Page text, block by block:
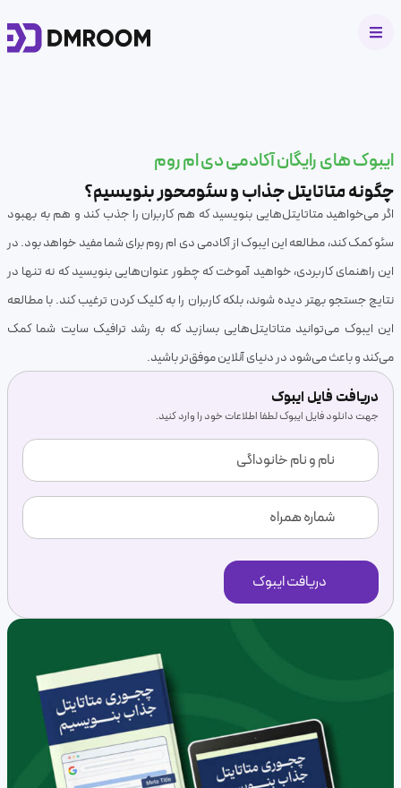
ایبوک های رایگان آکادمی دی ام روم
چگونه متاتایتل جذاب و سئومحور بنویسیم؟
اگر می‌خواهید متاتایتل‌هایی بنویسید که هم کاربران را جذب کند و هم به بهبود
سئو کمک کند، مطالعه این ایبوک از آکادمی دی ام روم برای شما مفید خواهد بود. در
این راهنمای کاربردی، خواهید آموخت که چطور عنوان‌هایی بنویسید که نه تنها در
نتایج جستجو بهتر دیده شوند، بلکه کاربران را به کلیک کردن ترغیب کند. با مطالعه
این ایبوک می‌توانید متاتایتل‌هایی بسازید که به رشد ترافیک سایت شما کمک
می‌کند و باعث می‌شود در دنیای آنلاین موفق‌تر باشید.
دریافت فایل ایبوک
جهت دانلود فایل ایبوک لطفا اطلاعات خود را وارد کنید.
نام
نام
خانوداگی(ضروری)
شماره
(ضروری)